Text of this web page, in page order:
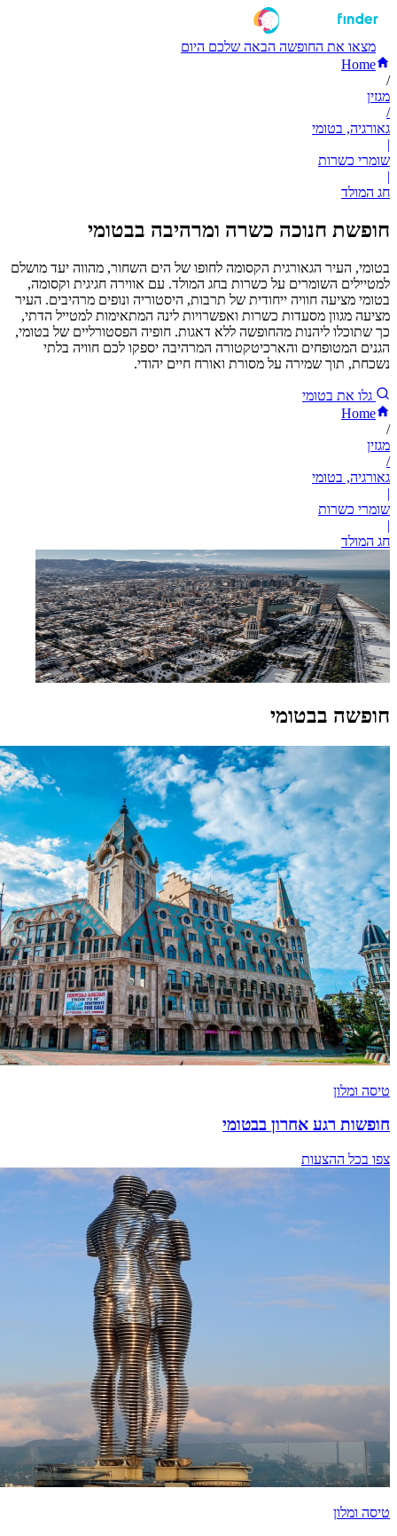
מצאו את החופשה הבאה שלכם היום
Home
/
מגזין
/
גאורגיה, בטומי
|
שומרי כשרות
|
חג המולד
חופשת חנוכה כשרה ומרהיבה בבטומי
בטומי, העיר הגאורגית הקסומה לחופו של הים השחור, מהווה יעד מושלם
למטיילים השומרים על כשרות בחג המולד. עם אווירה חגיגית וקסומה,
בטומי מציעה חוויה ייחודית של תרבות, היסטוריה ונופים מרהיבים. העיר
מציעה מגוון מסעדות כשרות ואפשרויות לינה המתאימות למטייל הדתי,
כך שתוכלו ליהנות מהחופשה ללא דאגות. חופיה הפסטורליים של בטומי,
הגנים המטופחים והארכיטקטורה המרהיבה יספקו לכם חוויה בלתי
נשכחת, תוך שמירה על מסורת ואורח חיים יהודי.
גלו את בטומי
Home
/
מגזין
/
גאורגיה, בטומי
|
שומרי כשרות
|
חג המולד
חופשה בבטומי
טיסה ומלון
חופשות רגע אחרון בבטומי
צפו בכל ההצעות
טיסה ומלון